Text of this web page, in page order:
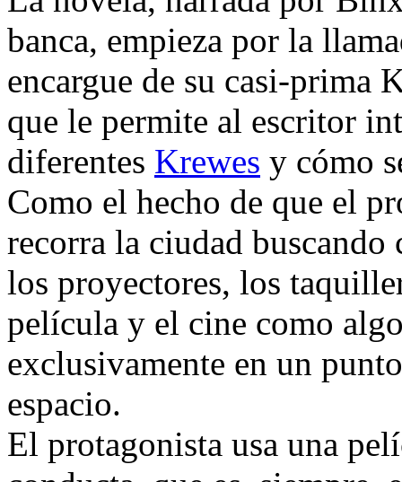
banca, empieza por la
encargue de su casi-prima
que le permite al escritor
diferentes Krewes y cómo
Como el hecho de que el
recorra la ciudad
los proyectores, los
película y el cine como
exclusivamente en un
espacio.
El protagonista usa una